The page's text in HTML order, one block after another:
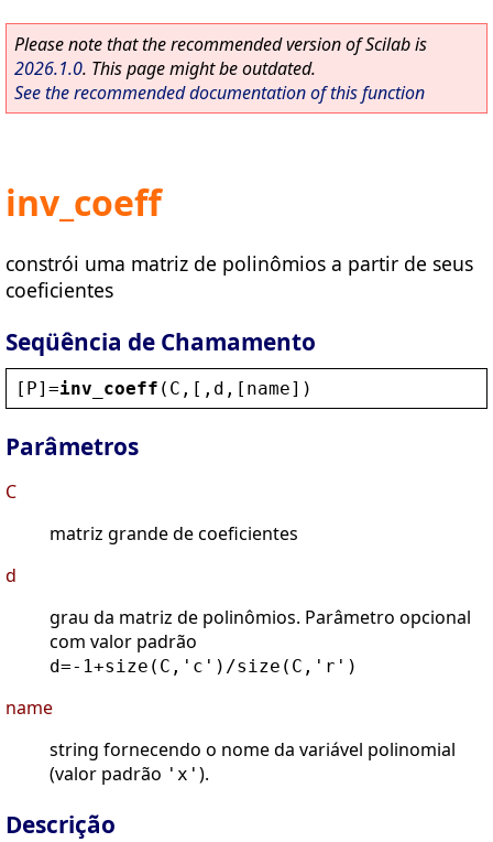
Please note that the recommended version of Scilab is
2026.1.0. This page might be outdated.
See the recommended documentation of this function
inv_coeff
constrói uma matriz de polinômios a partir de seus
coeficientes
Seqüência de Chamamento
[ P]=inv_coeff ( C ,[, d ,[ name])
Parâmetros
C
matriz grande de coeficientes
d
grau da matriz de polinômios. Parâmetro opcional
com valor padrão
d=-1+size(C,'c')/size(C,'r')
name
string fornecendo o nome da variável polinomial
(valor padrão 'x' ).
Descrição